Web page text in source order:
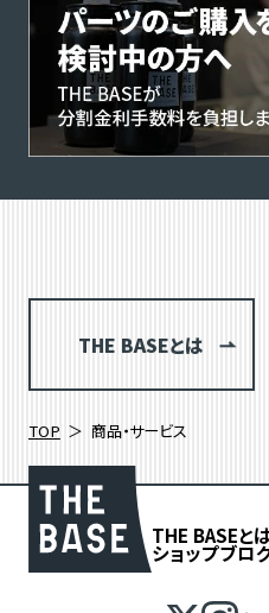
THE BASEとは
TOP 商品・サービス
THE BASEと
ショップブロ